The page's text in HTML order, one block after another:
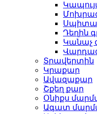
Դեղին
Կանաչ
Տրավերտին
Կրաքար
Ավազաքար
Շքեղ քար
Օնիքս
Ագատ